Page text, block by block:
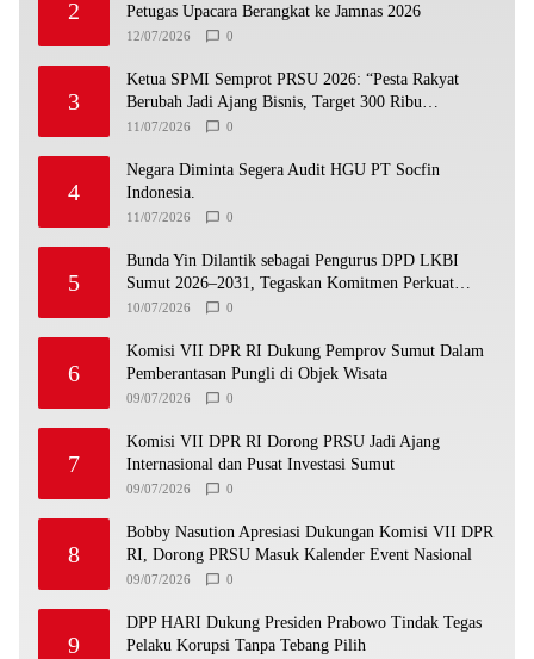
2
Petugas Upacara Berangkat ke Jamnas 2026
12/07/2026 0
3
Ketua SPMI Semprot PRSU 2026: “Pesta Rakyat
Berubah Jadi Ajang Bisnis, Target 300 Ribu
Pengunjung Tinggal Slogan”
11/07/2026 0
4
Negara Diminta Segera Audit HGU PT Socfin
Indonesia.
11/07/2026 0
5
Bunda Yin Dilantik sebagai Pengurus DPD LKBI
Sumut 2026–2031, Tegaskan Komitmen Perkuat
Toleransi dan Kerukunan
10/07/2026 0
6
Komisi VII DPR RI Dukung Pemprov Sumut Dalam
Pemberantasan Pungli di Objek Wisata
09/07/2026 0
7
Komisi VII DPR RI Dorong PRSU Jadi Ajang
Internasional dan Pusat Investasi Sumut
09/07/2026 0
8
Bobby Nasution Apresiasi Dukungan Komisi VII DPR
RI, Dorong PRSU Masuk Kalender Event Nasional
09/07/2026 0
9
DPP HARI Dukung Presiden Prabowo Tindak Tegas
Pelaku Korupsi Tanpa Tebang Pilih